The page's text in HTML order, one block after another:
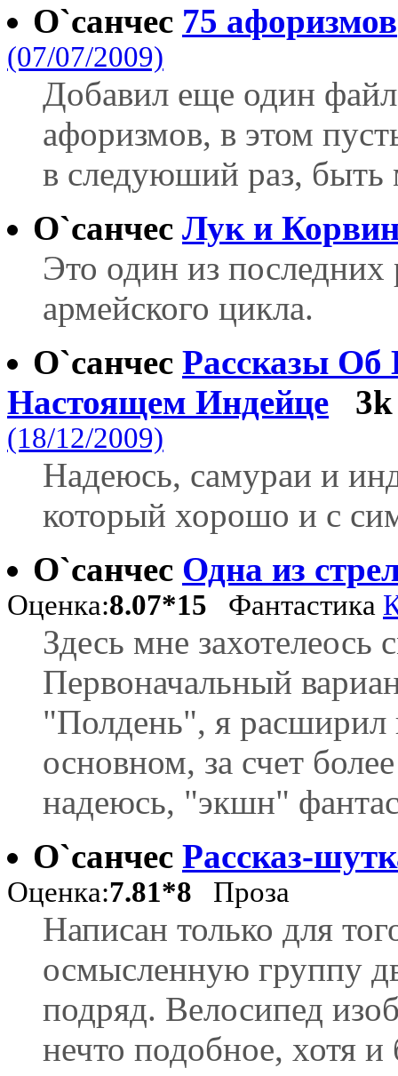
О`санчес 75 афоризмов
(07/07/2009)
Добавил еще один
афоризмов, в этом
в следуюший раз, быть
О`санчес Лук и
Это один из последних
армейского цикла.
О`санчес Рассказы
Настоящем Индейце
3k
(18/12/2009)
Надеюсь, самураи и
который хорошо и с
О`санчес Одна из
Оценка:8.07*15 Фантастика
Здесь мне
Первоначальный
"Полдень", я расширил
основном, за счет
надеюсь, "экшн"
О`санчес Рассказ-
Оценка:7.81*8 Проза
Написан только для
осмысленную группу
подряд. Велосипед
нечто подобное, хотя и